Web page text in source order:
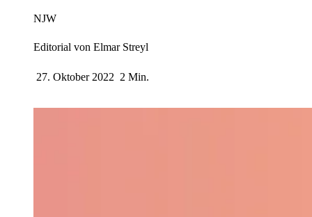
NJW
Editorial von Elmar Streyl
27. Oktober 2022 2 Min.